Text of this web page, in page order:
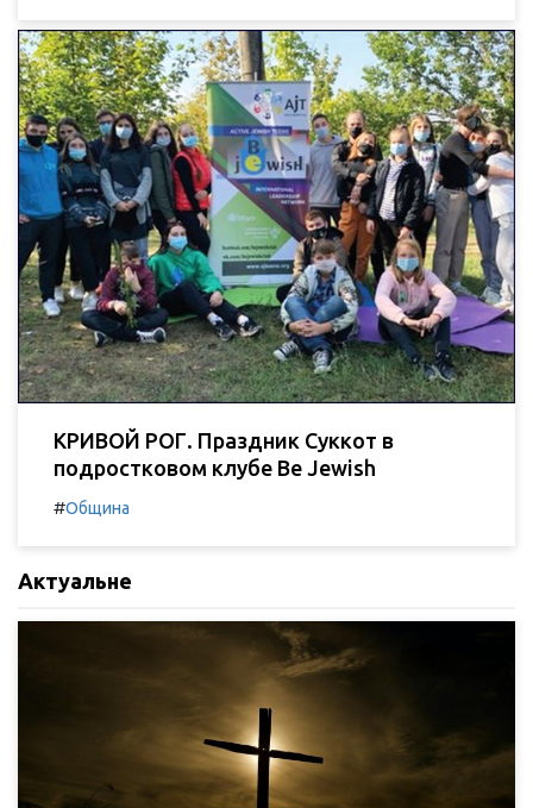
КРИВОЙ РОГ. Праздник Суккот в
подростковом клубе Be Jewish
#Община
Актуальне